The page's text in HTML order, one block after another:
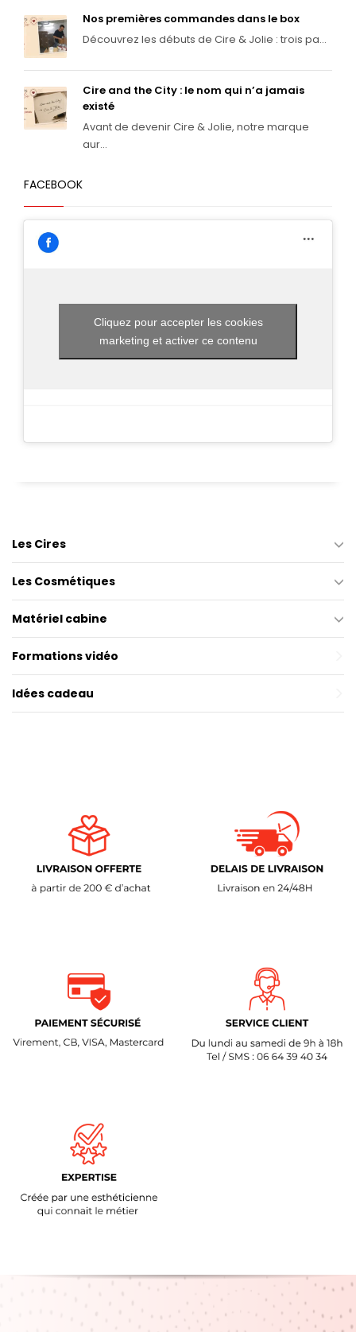
Nos premières commandes dans le box
Découvrez les débuts de Cire & Jolie : trois pa...
Cire and the City : le nom qui n’a jamais
existé
Avant de devenir Cire & Jolie, notre marque
aur...
FACEBOOK
Cliquez pour accepter les cookies
marketing et activer ce contenu
Les Cires
Les Cosmétiques
Matériel cabine
Formations vidéo
Idées cadeau